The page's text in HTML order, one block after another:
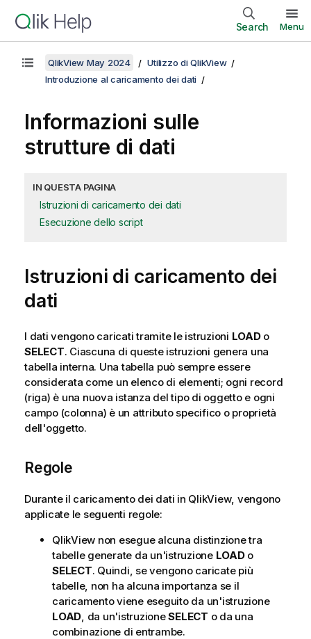
Search Menu
QlikView May 2024
Utilizzo di QlikView
Introduzione al caricamento dei dati
Informazioni sulle
strutture di dati
IN QUESTA PAGINA
Istruzioni di caricamento dei dati
Esecuzione dello script
Istruzioni di caricamento dei
dati
I dati vengono caricati tramite le istruzioni LOADo
SELECT. Ciascuna di queste istruzioni genera una
tabella interna. Una tabella può sempre essere
considerata come un elenco di elementi; ogni record
(riga) è una nuova istanza del tipo di oggetto e ogni
campo (colonna) è un attributo specifico o proprietà
dell'oggetto.
Regole
Durante il caricamento dei dati in QlikView, vengono
applicate le seguenti regole:
QlikView non esegue alcuna distinzione tra
tabelle generate da un'istruzione LOADo
SELECT. Quindi, se vengono caricate più
tabelle, non ha alcuna importanza se il
caricamento viene eseguito da un'istruzione
LOAD , da un'istruzioneSELECT o da una
combinazione di entrambe.